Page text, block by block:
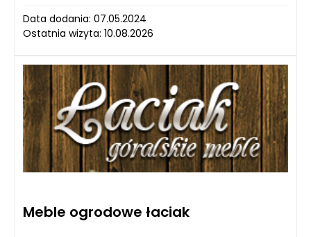
Data dodania: 07.05.2024
Ostatnia wizyta: 10.08.2026
Meble ogrodowe łaciak